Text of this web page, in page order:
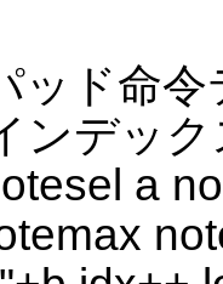
ッド命
ンデッ
a